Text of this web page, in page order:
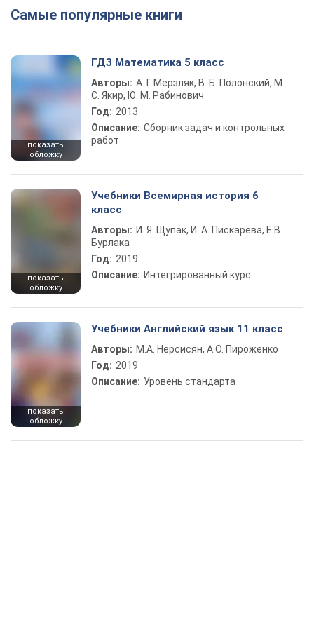
Самые популярные книги
показать
обложку
ГДЗ Математика 5 класс
Авторы: А. Г. Мерзляк, В. Б. Полонский, М.
С. Якир, Ю. М. Рабинович
Год: 2013
Описание: Сборник задач и контрольных
работ
показать
обложку
Учебники Всемирная история 6
класс
Авторы: И. Я. Щупак, И. А. Пискарева, Е.В.
Бурлака
Год: 2019
Описание: Интегрированный курс
показать
обложку
Учебники Английский язык 11 класс
Авторы: М.А. Нерсисян, А.О. Пироженко
Год: 2019
Описание: Уровень стандарта